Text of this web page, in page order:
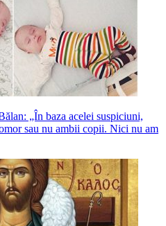
„În baza acelei suspiciuni,
sau nu ambii copii. Nici nu am